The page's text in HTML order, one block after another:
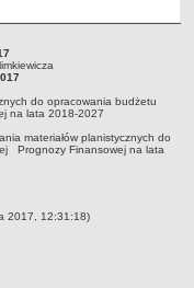
wybranych
Marek
Klimkiewicz
Marek
Klimkiewicz
Klimkiewicza z dnia 5
materiałów planistycznych
do opracowania budżetu
na lata 2018-2027
materiałów planistycznych do
Prognozy Finansowej na lata
2017, 12:31:18)